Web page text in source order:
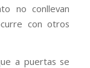
no conllevan
con otros
a puertas se